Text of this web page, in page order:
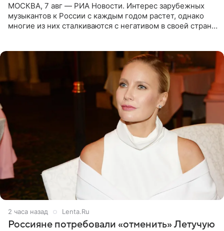
МОСКВА, 7 авг — РИА Новости. Интерес зарубежных
музыкантов к России с каждым годом растет, однако
многие из них сталкиваются с негативом в своей стране
2 часа назад Lenta.Ru
Россияне потребовали «отменить» Летучую